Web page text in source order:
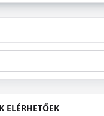
ELÉRHETŐEK